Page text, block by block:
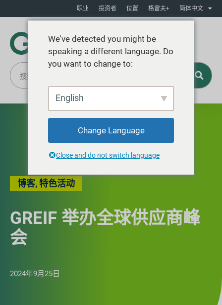
职业 投资者 位置 格雷夫+ 简体中文
博客,特色活动
GREIF 举办全球供应商峰
会
2024年9月25日
We've detected you might be
speaking a different language. Do
you want to change to:
English
Change Language
Close and do not switch language